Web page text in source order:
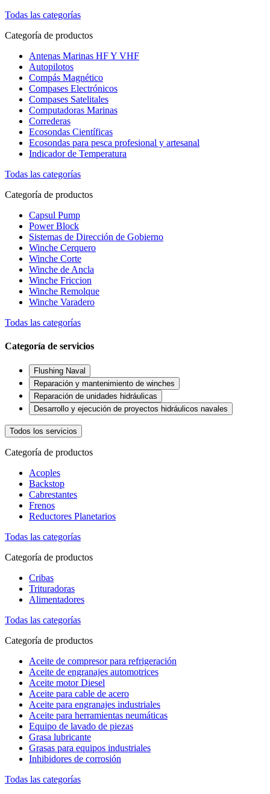
Todas las categorías
Categoría de productos
Antenas Marinas HF Y VHF
Autopilotos
Compás Magnético
Compases Electrónicos
Compases Satelitales
Computadoras Marinas
Correderas
Ecosondas Científicas
Ecosondas para pesca profesional y artesanal
Indicador de Temperatura
Todas las categorías
Categoría de productos
Capsul Pump
Power Block
Sistemas de Dirección de Gobierno
Winche Cerquero
Winche Corte
Winche de Ancla
Winche Friccion
Winche Remolque
Winche Varadero
Todas las categorías
Categoría de servicios
Flushing Naval
Reparación y mantenimiento de winches
Reparación de unidades hidráulicas
Desarrollo y ejecución de proyectos hidráulicos navales
Todos los servicios
Categoría de productos
Acoples
Backstop
Cabrestantes
Frenos
Reductores Planetarios
Todas las categorías
Categoría de productos
Cribas
Trituradoras
Alimentadores
Todas las categorías
Categoría de productos
Aceite de compresor para refrigeración
Aceite de engranajes automotrices
Aceite motor Diesel
Aceite para cable de acero
Aceite para engranajes industriales
Aceite para herramientas neumáticas
Equipo de lavado de piezas
Grasa lubricante
Grasas para equipos industriales
Inhibidores de corrosión
Todas las categorías